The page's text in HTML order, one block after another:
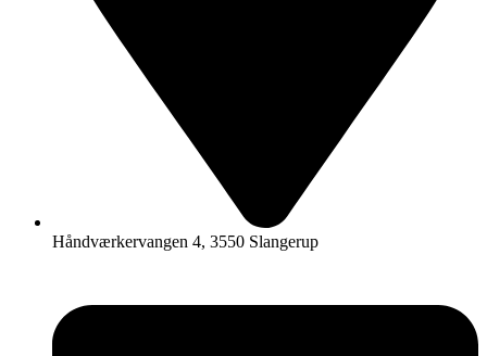
Håndværkervangen 4, 3550 Slangerup